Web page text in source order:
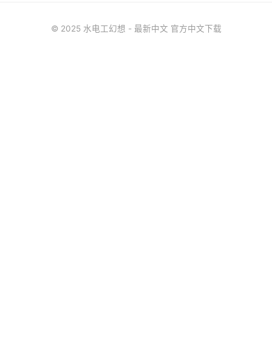
© 2025 水电工幻想 - 最新中文 官方中文下载